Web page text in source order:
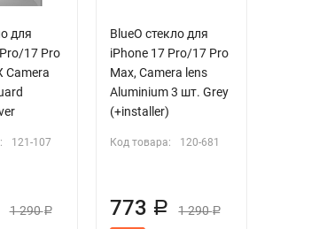
для
17 Pro
Camera
121-107
1 290Р
BlueO стекло для
iPhone 17 Pro/17 Pro
Max, Camera lens
Aluminium 3 шт. Grey
(+installer)
Код товара: 120-681
773 Р 1 290Р